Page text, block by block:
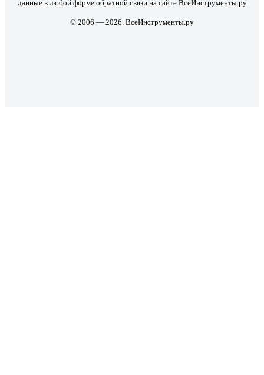
данные в любой форме обратной связи на сайте ВсеИнструменты.ру
© 2006 — 2026. ВсеИнструменты.ру